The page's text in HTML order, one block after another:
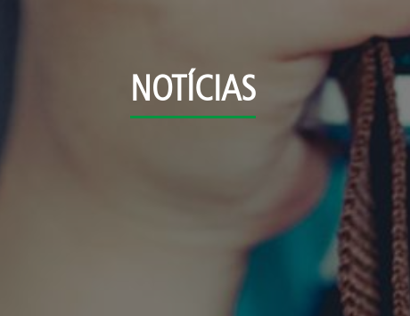
NOTÍCIAS